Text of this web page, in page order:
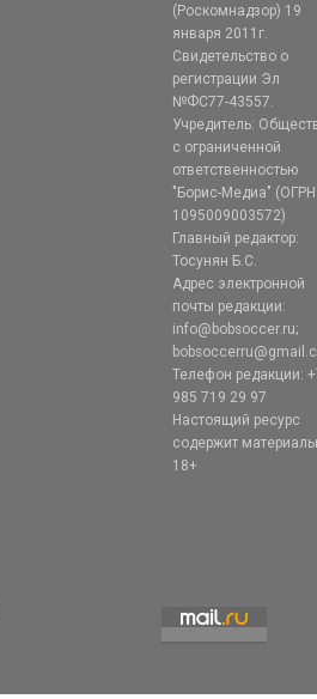
(Роскомнадзор) 19
января 2011г.
Свидетельство о
регистрации Эл
№ФС77-43557.
Учредитель:
с ограниченной
ответственностью
"Борис-Медиа" (ОГРН
1095009003572)
Главный редактор:
Тосунян Б.С.
Адрес электронной
почты редакции:
info@bobsoccer.ru;
Телефон редакции:
985 719 29 97
Настоящий ресурс
содержит
18+